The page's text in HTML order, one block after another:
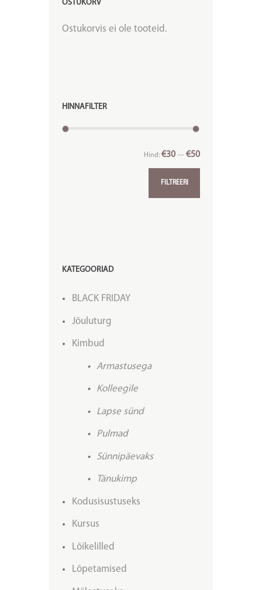
OSTUKORV
Ostukorvis ei ole tooteid.
HINNAFILTER
FILTREERI
Hind:€30 —€50
KATEGOORIAD
BLACK FRIDAY
Jõuluturg
Kimbud
Armastusega
Kolleegile
Lapse sünd
Pulmad
Sünnipäevaks
Tänukimp
Kodusisustuseks
Kursus
Lõikelilled
Lõpetamised